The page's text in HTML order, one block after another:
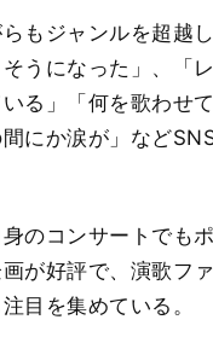
もジャンルを超越
うになった」、「
る」「何を歌わせ
にか涙が」など
のコンサートでも
が好評で、演歌フ
目を集めている。